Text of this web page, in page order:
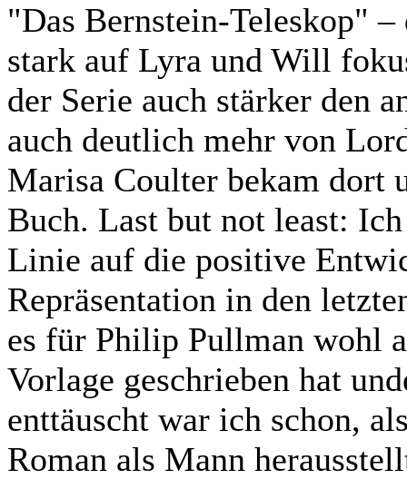
"Das Bernstein-Teleskop"
stark auf Lyra und Will
der Serie auch stärker den
auch deutlich mehr von
Marisa Coulter bekam dort
Buch. Last but not least:
Linie auf die positive
Repräsentation in den
es für Philip Pullman wohl
Vorlage geschrieben hat
enttäuscht war ich schon,
Roman als Mann